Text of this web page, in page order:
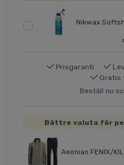
Nikwax
Prisgaranti
Gratis
Beställ nu
Bättre valuta för
Aeonian FENIX/